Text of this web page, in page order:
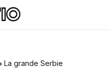
La grande Serbie